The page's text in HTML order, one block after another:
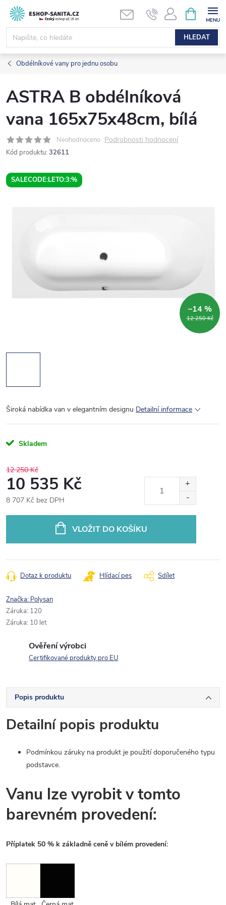
Přejít
obsah
HLEDAT
NÁKUPNÍ
KOŠÍK
Obdélníkové vany pro jednu osobu
ASTRA B obdélníková
vana 165x75x48cm, bílá
Neohodnoceno Podrobnosti hodnocení
Kód produktu: 32611
SALECODE:LETO:3:%
12 250 Kč
–14 %
Široká nabídka van v elegantním designu Detailní informace
Skladem
12 250 Kč
10 535 Kč
8 707 Kč bez DPH
VLOŽIT DO KOŠÍKU
Dotaz k produktu Hlídací pes Sdílet
Značka: Polysan
Záruka: 120
Záruka: 10 let
Ověření výrobci
Certifikované produkty pro EU
Popis produktu
Detailní popis produktu
Podmínkou záruky na produkt je použití doporučeného typu
podstavce.
Vanu lze vyrobit v tomto
barevném provedení:
Příplatek 50 % k základně ceně v bílém provedení: